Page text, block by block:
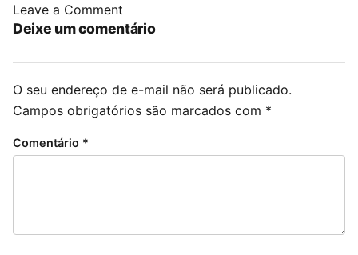
Leave a Comment
Deixe um comentário
O seu endereço de e-mail não será publicado.
Campos obrigatórios são marcados com *
Comentário *